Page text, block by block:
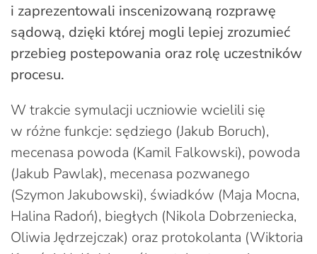
i zaprezentowali inscenizowaną rozprawę
sądową, dzięki której mogli lepiej zrozumieć
przebieg postepowania oraz rolę uczestników
procesu.
W trakcie symulacji uczniowie wcielili się
w różne funkcje: sędziego (Jakub Boruch),
mecenasa powoda (Kamil Falkowski), powoda
(Jakub Pawlak), mecenasa pozwanego
(Szymon Jakubowski), świadków (Maja Mocna,
Halina Radoń), biegłych (Nikola Dobrzeniecka,
Oliwia Jędrzejczak) oraz protokolanta (Wiktoria